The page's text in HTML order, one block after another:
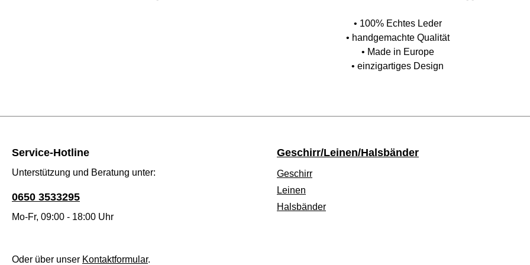
• 100% Echtes Leder
• handgemachte Qualität
• Made in Europe
• einzigartiges Design
Service-Hotline
Unterstützung und Beratung unter:
0650 3533295
Mo-Fr, 09:00 - 18:00 Uhr
Oder über unser Kontaktformular.
Geschirr/Leinen/Halsbänder
Geschirr
Leinen
Halsbänder